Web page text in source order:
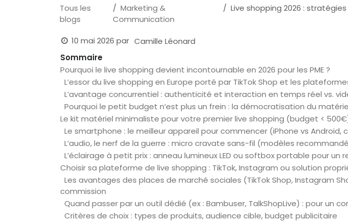
Tous les
blogs
Marketing &
Communication
Live shopping 2026 : stratégies
10 mai 2026 par Camille Léonard
Sommaire
Pourquoi le live shopping devient incontournable en 2026 pour les PME ?
L’essor du live shopping en Europe porté par TikTok Shop et les
L’avantage concurrentiel : authenticité et interaction en temps réel vs.
Pourquoi le petit budget n’est plus un frein : la démocratisation du
Le kit matériel minimaliste pour votre premier live shopping (budget <
Le smartphone : le meilleur appareil pour commencer (iPhone vs Android,
L’audio, le nerf de la guerre : micro cravate sans-fil (modèles
L’éclairage à petit prix : anneau lumineux LED ou softbox portable pour un
Choisir sa plateforme de live shopping : TikTok, Instagram ou solution
Les avantages des places de marché sociales (TikTok Shop, Instagram
commission
Quand passer par un outil dédié (ex : Bambuser, TalkShopLive) : pour un
Critères de choix : types de produits, audience cible, budget publicitaire